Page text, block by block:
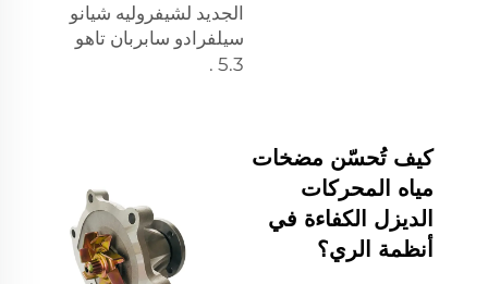
الجديد لشيفروليه شيانو
سيلفرادو سابربان تاهو
5.3
.
كيف تُحسّن مضخات
مياه المحركات
الديزل الكفاءة في
أنظمة الري؟